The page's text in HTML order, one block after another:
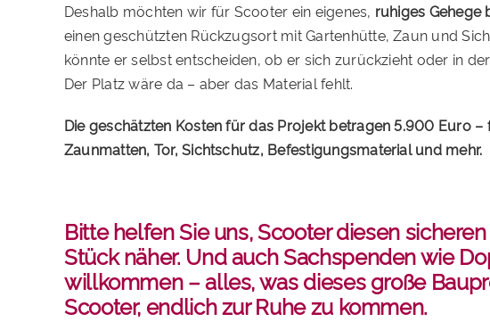
Deshalb möchten wir für Scooter ein eigenes, ruhiges Gehege
einen geschützten Rückzugsort mit Gartenhütte, Zaun und
könnte er selbst entscheiden, ob er sich zurückzieht oder in
Der Platz wäre da – aber das Material fehlt.
Die geschätzten Kosten für das Projekt betragen 5.900 Euro –
Zaunmatten, Tor, Sichtschutz, Befestigungsmaterial und mehr.
Bitte helfen Sie uns, Scooter diesen
Stück näher. Und auch Sachspenden wie
willkommen – alles, was dieses große
Scooter, endlich zur Ruhe zu kommen.